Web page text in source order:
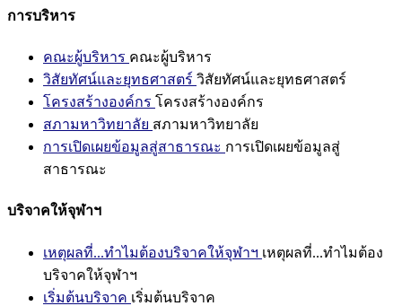
การบริหาร
คณะผู้บริหาร คณะผู้บริหาร
วิสัยทัศน์และยุทธศาสตร์ วิสัยทัศน์และยุทธศาสตร์
โครงสร้างองค์กร โครงสร้างองค์กร
สภามหาวิทยาลัย สภามหาวิทยาลัย
การเปิดเผยข้อมูลสู่สาธารณะ การเปิดเผยข้อมูลสู่
สาธารณะ
บริจาคให้จุฬาฯ
เหตุผลที่...ทำไมต้องบริจาคให้จุฬาฯ เหตุผลที่...ทำไมต้อง
บริจาคให้จุฬาฯ
เริ่มต้นบริจาค เริ่มต้นบริจาค